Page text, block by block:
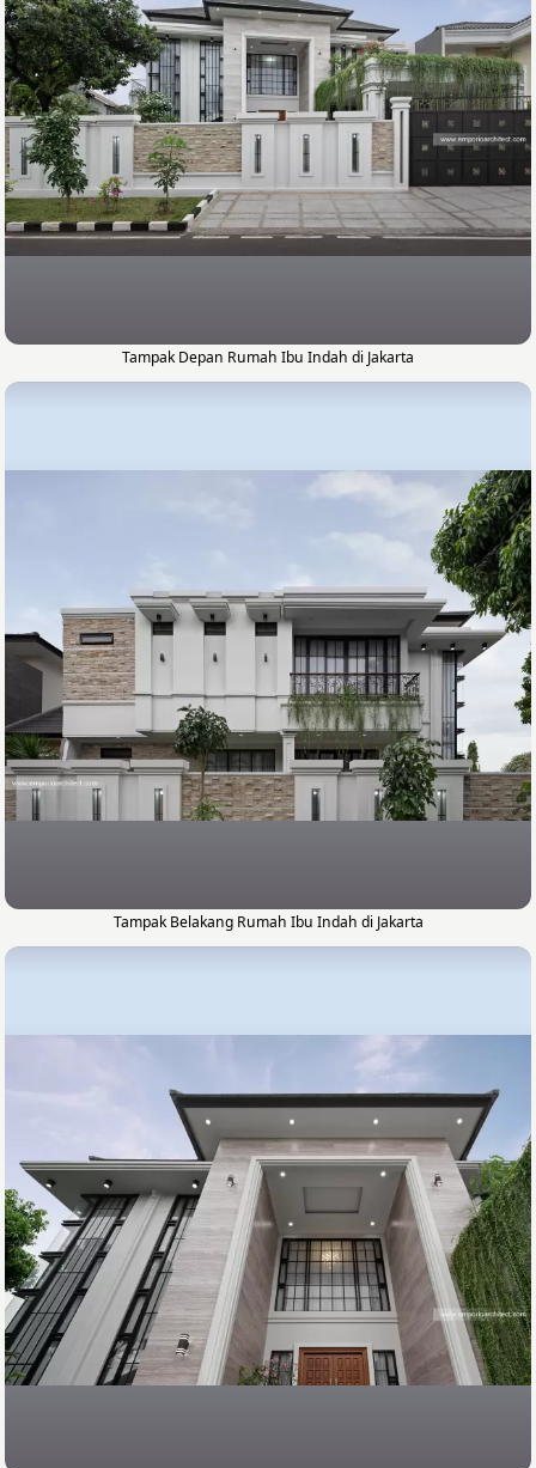
Tampak Depan Rumah Ibu Indah di Jakarta
Tampak Belakang Rumah Ibu Indah di Jakarta